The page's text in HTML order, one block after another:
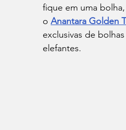
fique em uma
o Anantara Golden
exclusivas de
elefantes.